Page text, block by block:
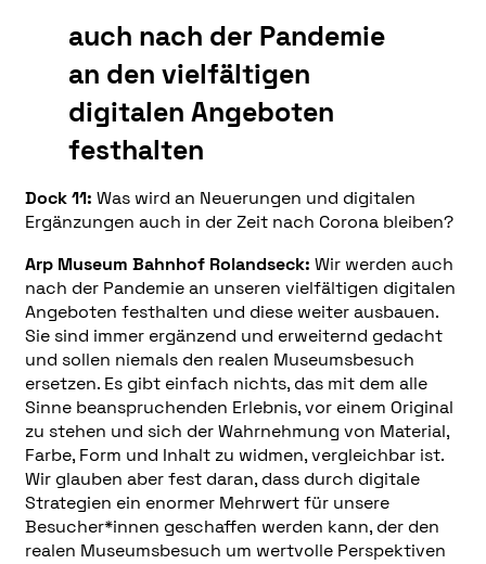
auch nach der Pandemie
an den vielfältigen
digitalen Angeboten
festhalten
Dock 11: Was wird an Neuerungen und digitalen
Ergänzungen auch in der Zeit nach Corona bleiben?
Arp Museum Bahnhof Rolandseck: Wir werden auch
nach der Pandemie an unseren vielfältigen digitalen
Angeboten festhalten und diese weiter ausbauen.
Sie sind immer ergänzend und erweiternd gedacht
und sollen niemals den realen Museumsbesuch
ersetzen. Es gibt einfach nichts, das mit dem alle
Sinne beanspruchenden Erlebnis, vor einem Original
zu stehen und sich der Wahrnehmung von Material,
Farbe, Form und Inhalt zu widmen, vergleichbar ist.
Wir glauben aber fest daran, dass durch digitale
Strategien ein enormer Mehrwert für unsere
Besucher*innen geschaffen werden kann, der den
realen Museumsbesuch um wertvolle Perspektiven